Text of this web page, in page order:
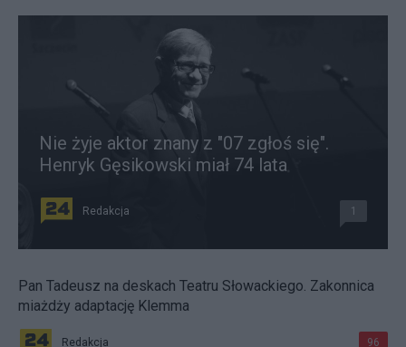
Nie żyje aktor znany z "07 zgłoś się".
Henryk Gęsikowski miał 74 lata
Redakcja 1
Pan Tadeusz na deskach Teatru Słowackiego. Zakonnica
miażdży adaptację Klemma
Redakcja 96